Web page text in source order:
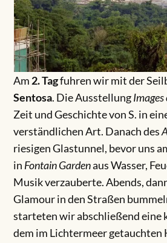
Am 2. Tagfuhren wir mit der
Sentosa. Die AusstellungImages
Zeit und Geschichte von S. in
verständlichen Art. Danach des
riesigen Glastunnel, bevor uns
in Fontain Gardenaus Wasser,
Musik verzauberte. Abends,
Glamour in den Straßen
starteten wir abschließend eine
dem im Lichtermeer getauchten